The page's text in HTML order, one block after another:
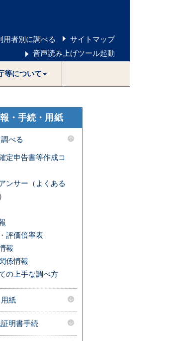
用者別に調べる
サイトマップ
音声読み上げツール起動
等について
・手続・用紙
べる
定申告書等作成コ
ンサー（よくある
評価倍率表
報
係情報
の上手な調べ方
紙
明書手続